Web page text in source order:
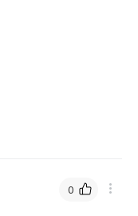
0